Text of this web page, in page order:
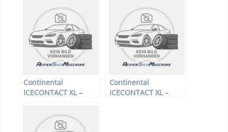
185/55 R15 82T –
Sommerreifen
R19 111T –
Winterreifen
Continental
ICECONTACT XL –
R15 92T –
Winterreifen
Continental
ICECONTACT XL –